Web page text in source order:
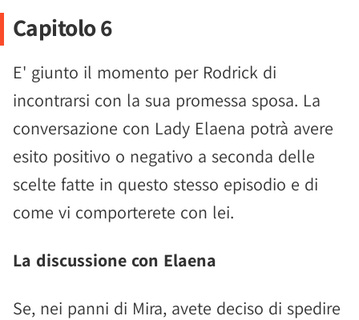
Capitolo 6
E' giunto il momento per Rodrick di
incontrarsi con la sua promessa sposa. La
conversazione con Lady Elaena potrà avere
esito positivo o negativo a seconda delle
scelte fatte in questo stesso episodio e di
come vi comporterete con lei.
La discussione con Elaena
Se, nei panni di Mira, avete deciso di spedire